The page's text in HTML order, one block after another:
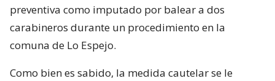
preventiva como imputado por balear a dos
carabineros durante un procedimiento en la
comuna de Lo Espejo.
Como bien es sabido, la medida cautelar se le